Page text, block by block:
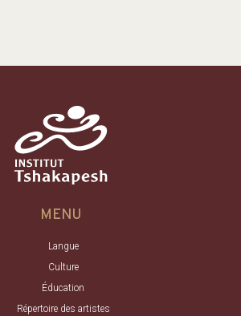
MENU
Langue
Culture
Éducation
Répertoire des artistes